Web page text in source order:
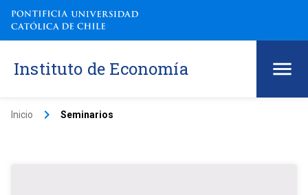
Instituto de Economía
Inicio keyboard_arrow_right Seminarios